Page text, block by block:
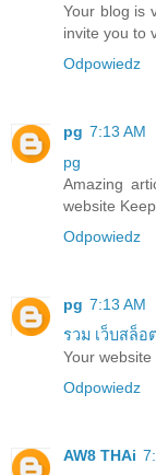
Your blog is
invite you to
Odpowiedz
pg 7:13 AM
pg
Amazing
website
Odpowiedz
pg 7:13 AM
รวม เว็บสล็อ
Your website
Odpowiedz
AW8 THAi